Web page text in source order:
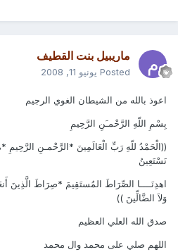
ماريبيل بنت القطيف
Posted يونيو 11, 2008
اعوذ بالله من الشيطان الغوي الرجيم
بِسْمِ اللّهِ الرَّحْمـَنِ الرَّحِيمِ
((الْحَمْدُ للّهِ رَبِّ الْعَالَمِينَ *الرَّحْمـنِ الرَّحِيمِ
نَسْتَعِينُ
اهدِنَــــا الصِّرَاطَ المُستَقِيمَ *صِرَاطَ الَّذِينَ
وَلاَ الضَّالِّينَ ))
صدق الله العلي العظيم
اللهم صلي على محمد وال محمد